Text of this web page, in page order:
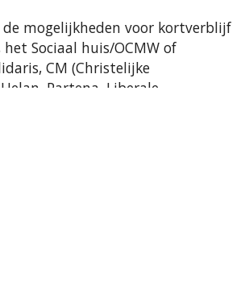
de mogelijkheden voor kortverblijf
Sociaal huis/OCMW of
CM (Christelijke
Partena, Liberale